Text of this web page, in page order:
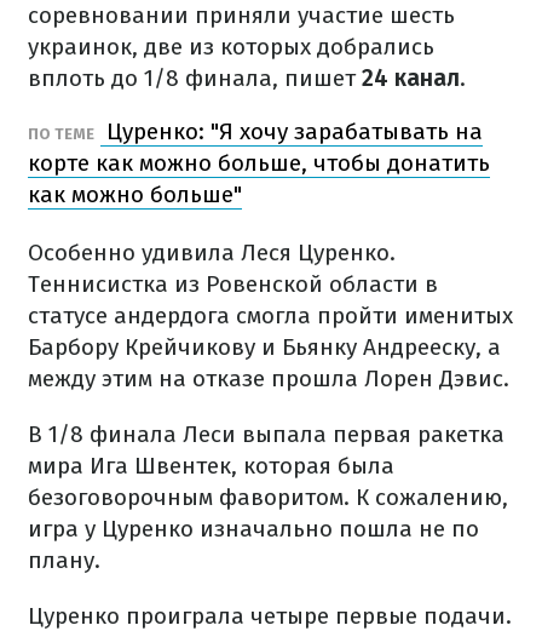
соревновании приняли участие шесть
украинок, две из которых добрались
вплоть до 1/8 финала, пишет24 канал.
ПО ТЕМЕ
Цуренко: "Я хочу зарабатывать на
корте как можно больше, чтобы донатить
как можно больше"
Особенно удивила Леся Цуренко.
Теннисистка из Ровенской области в
статусе андердога смогла пройти именитых
Барбору Крейчикову и Бьянку Андрееску, а
между этим на отказе прошла Лорен Дэвис.
В 1/8 финала Леси выпала первая ракетка
мира Ига Швентек, которая была
безоговорочным фаворитом. К сожалению,
игра у Цуренко изначально пошла не по
плану.
Цуренко проиграла четыре первые подачи.